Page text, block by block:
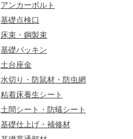
アンカーボルト
基礎点検口
床束・鋼製束
基礎パッキン
土台座金
水切り・防鼠材・防虫網
粘着床養生シート
土間シート・防蟻シート
基礎仕上げ・補修材